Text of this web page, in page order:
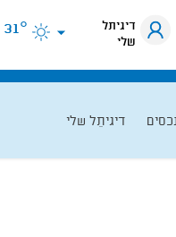
דיגיתל
שלי
31°
דיגיתֵל שלי